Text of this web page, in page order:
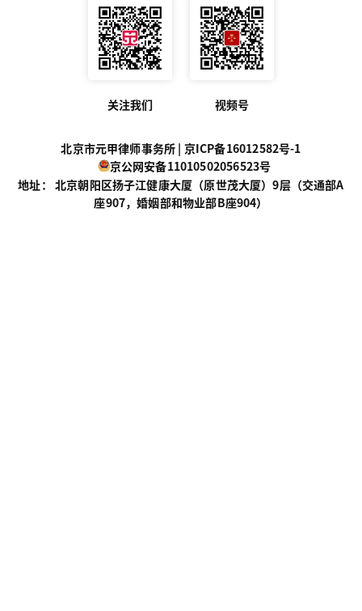
关注我们 视频号
北京市元甲律师事务所 | 京ICP备16012582号-1
京公网安备11010502056523号
地址： 北京朝阳区扬子江健康大厦（原世茂大厦）9层（交通部A
座907，婚姻部和物业部B座904）